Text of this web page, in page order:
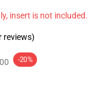
insert is not included.
reviews)
-20%